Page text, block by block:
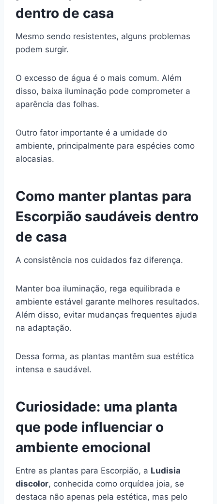
dentro de casa
Mesmo sendo resistentes, alguns problemas
podem surgir.
O excesso de água é o mais comum. Além
disso, baixa iluminação pode comprometer a
aparência das folhas.
Outro fator importante é a umidade do
ambiente, principalmente para espécies como
alocasias.
Como manter plantas para
Escorpião saudáveis dentro
de casa
A consistência nos cuidados faz diferença.
Manter boa iluminação, rega equilibrada e
ambiente estável garante melhores resultados.
Além disso, evitar mudanças frequentes ajuda
na adaptação.
Dessa forma, as plantas mantêm sua estética
intensa e saudável.
Curiosidade: uma planta
que pode influenciar o
ambiente emocional
Entre as plantas para Escorpião, a Ludisia
discolor, conhecida como orquídea joia, se
destaca não apenas pela estética, mas pelo